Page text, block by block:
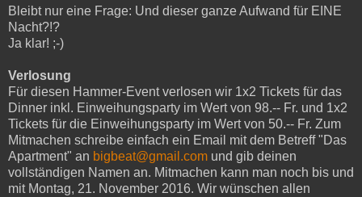
Bleibt nur eine Frage: Und dieser ganze Aufwand für EINE
Nacht?!?
Ja klar! ;-)
Verlosung
Für diesen Hammer-Event verlosen wir 1x2 Tickets für das
Dinner inkl. Einweihungsparty im Wert von 98.-- Fr. und 1x2
Tickets für die Einweihungsparty im Wert von 50.-- Fr. Zum
Mitmachen schreibe einfach ein Email mit dem Betreff "Das
Apartment" an bigbeat@gmail.com und gib deinen
vollständigen Namen an. Mitmachen kann man noch bis und
mit Montag, 21. November 2016. Wir wünschen allen